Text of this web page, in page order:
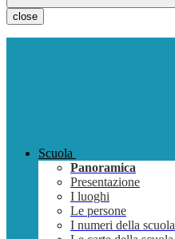
close
Scuola
Panoramica
Presentazione
I luoghi
Le persone
I numeri della scuola